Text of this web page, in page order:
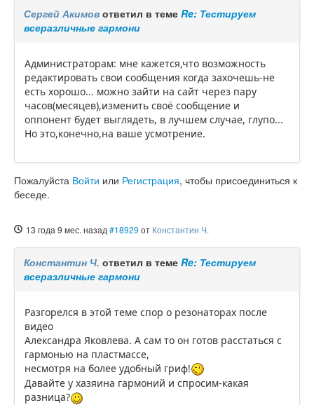
Сергей Акимов ответил в теме Re: Тестируем
всеразличные гармони
Администраторам: мне кажется,что возможность
редактировать свои сообщения когда захочешь-не
есть хорошо... можно зайти на сайт через пару
часов(месяцев),изменить своё сообщение и
оппонент будет выглядеть, в лучшем случае, глупо...
Но это,конечно,на ваше усмотрение.
Пожалуйста Войти или Регистрация, чтобы присоединиться к
беседе.
13 года 9 мес. назад #18929 от Константин Ч.
Константин Ч. ответил в теме Re: Тестируем
всеразличные гармони
Разгорелся в этой теме спор о резонаторах после
видео
Александра Яковлева. А сам то он готов расстаться с
гармонью на пластмассе,
несмотря на более удобный гриф!
Давайте у хазяина гармоний и спросим-какая
разница?